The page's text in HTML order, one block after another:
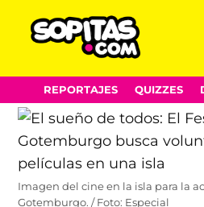
Skip
to
content
REPORTAJES QUIZZES
Imagen del cine en la isla para la
Gotemburgo. / Foto: Especial